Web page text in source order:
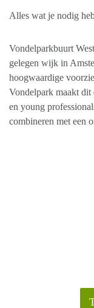
Alles wat je nodig
Vondelparkbuurt
gelegen wijk in
hoogwaardige
Vondelpark maakt dit
en young
combineren met een